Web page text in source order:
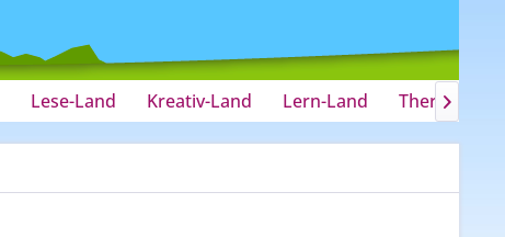
Lese-Land Kreativ-Land Lern-Land Therapie-
